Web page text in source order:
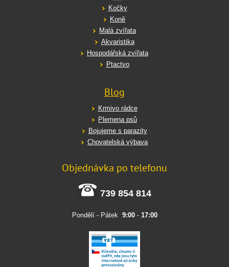
Kočky
Koně
Malá zvířata
Akvaristika
Hospodářská zvířata
Ptactvo
Blog
Krmivo rádce
Plemena psů
Bojujeme s parazity
Chovatelská výbava
Objednávka po telefonu
739 854 814
Pondělí - Pátek 9:00- 17:00